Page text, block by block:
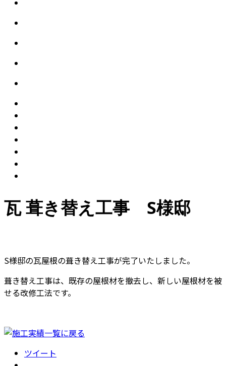
瓦 葺き替え工事 S様邸
S様邸の瓦屋根の葺き替え工事が完了いたしました。
葺き替え工事は、既存の屋根材を撤去し、新しい屋根材を被
せる改修工法です。
ツイート